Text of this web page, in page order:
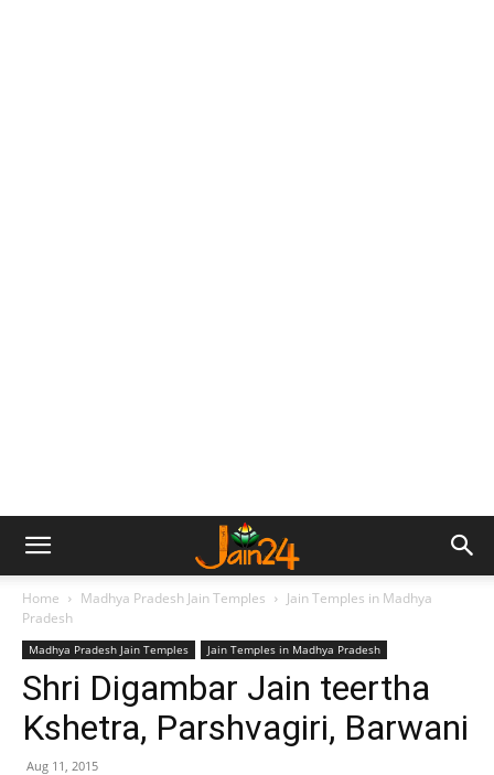
Home Madhya Pradesh Jain Temples
Jain Temples in Madhya
Pradesh
Madhya Pradesh Jain Temples Jain Temples in Madhya Pradesh
Shri Digambar Jain teertha
Kshetra, Parshvagiri, Barwani
Aug 11, 2015